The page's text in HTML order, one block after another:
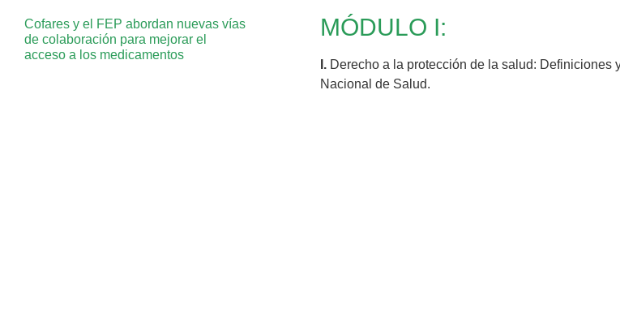
Cofares y el FEP abordan nuevas vías
de colaboración para mejorar el
acceso a los medicamentos
MÓDULO I:
I. Derecho a la protección de la salud:
Nacional de Salud.